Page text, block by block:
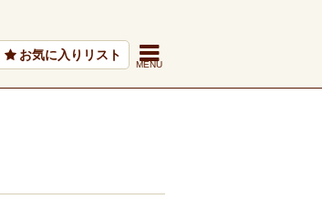
お気に入りリスト